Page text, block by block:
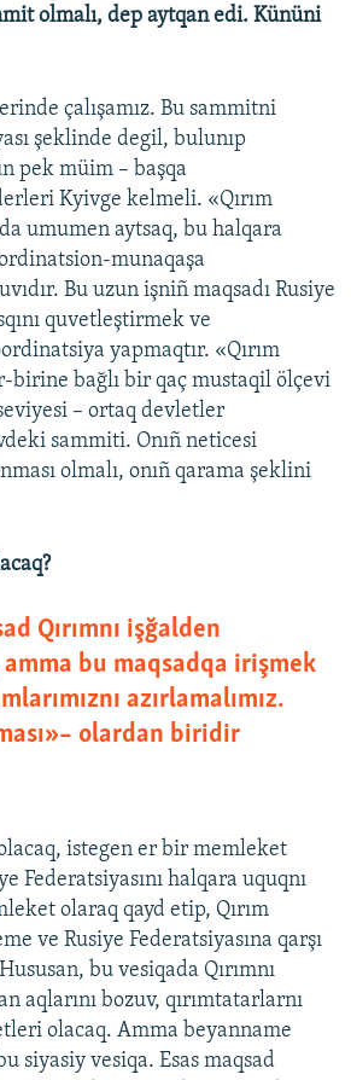
olmalı, dep aytqan edi. Kününi
çalışamız. Bu sammitni
şeklinde degil, bulunıp
pek müim – başqa
Kyivge kelmeli. «Qırım
umumen aytsaq, bu halqara
munaqaşa
Bu uzun işniñ maqsadı Rusiye
quvetleştirmek ve
yapmaqtır. «Qırım
birine bağlı bir qaç mustaqil ölçevi
– ortaq devletler
sammiti. Onıñ neticesi
olmalı, onıñ qarama şeklini
Qırımnı işğalden
bu maqsadqa irişmek
azırlamalımız.
– olardan biridir
istegen er bir memleket
Federatsiyasını halqara uquqnı
olaraq qayd etip, Qırım
ve Rusiye Federatsiyasına qarşı
bu vesiqada Qırımnı
aqlarını bozuv, qırımtatarlarnı
olacaq. Amma beyanname
siyasiy vesiqa. Esas maqsad